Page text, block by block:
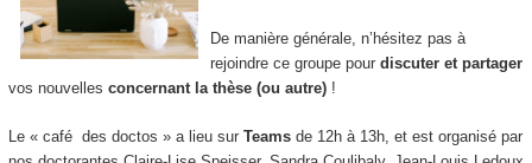
De manière générale, n’hésitez pas à
rejoindre ce groupe pourdiscuter et partager
vos nouvelles concernant la thèse (ou autre)!
Le « café des doctos » a lieu sur Teams de 12h à 13h, et est organisé par